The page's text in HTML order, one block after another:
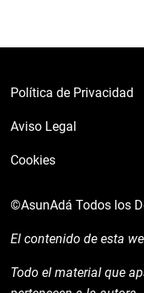
Política de Privacidad
Aviso Legal
Cookies
©AsunAdá Todos los
El contenido de esta
Todo el material que